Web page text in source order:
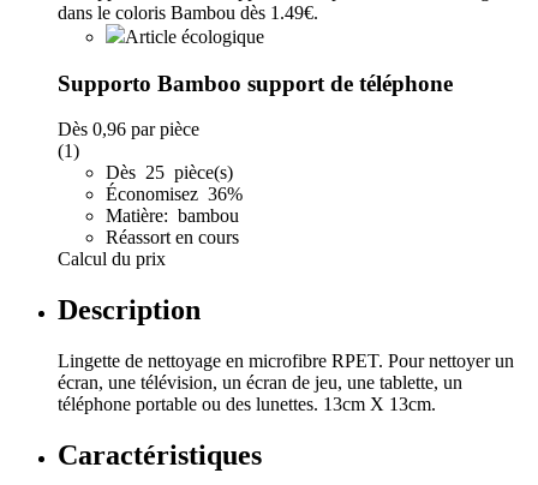
Article écologique
Supporto Bamboo support de téléphone
Dès 0,96 par pièce
(1)
Dès 25 pièce(s)
Économisez 36%
Matière: bambou
Réassort en cours
Calcul du prix
Description
Lingette de nettoyage en microfibre RPET. Pour nettoyer un
écran, une télévision, un écran de jeu, une tablette, un
téléphone portable ou des lunettes. 13cm X 13cm.
Caractéristiques